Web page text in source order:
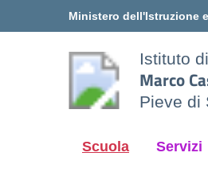
Vai ai contenuti
Vai al menu di navigazione
Ministero dell'Istruzione
Istituto
Marco
Pieve di
Scuola Servizi